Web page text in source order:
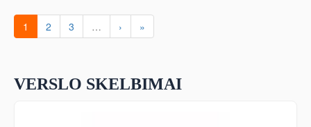
1 2 3 … › »
VERSLO SKELBIMAI